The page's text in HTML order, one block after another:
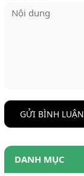
GỬI BÌNH LUẬN
DANH MỤC